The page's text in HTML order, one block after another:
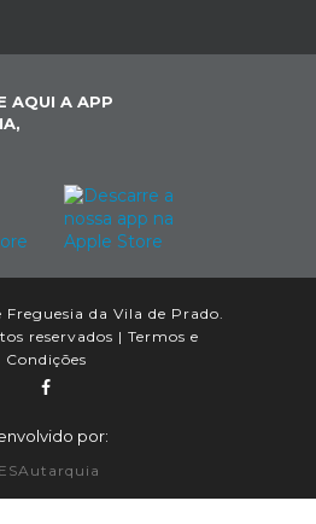
AQUI A APP
da Vila de Prado.
reservados | Termos e
Condições
por: